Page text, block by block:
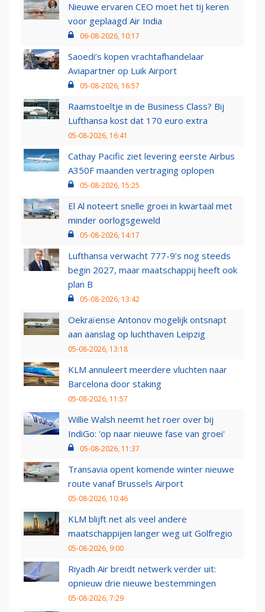
Nieuwe ervaren CEO moet het tij keren
voor geplaagd Air India
06-08-2026, 10:17
Saoedi’s kopen vrachtafhandelaar
Aviapartner op Luik Airport
05-08-2026, 16:57
Raamstoeltje in de Business Class? Bij
Lufthansa kost dat 170 euro extra
05-08-2026, 16:41
Cathay Pacific ziet levering eerste Airbus
A350F maanden vertraging oplopen
05-08-2026, 15:25
El Al noteert snelle groei in kwartaal met
minder oorlogsgeweld
05-08-2026, 14:17
Lufthansa verwacht 777-9’s nog steeds
begin 2027, maar maatschappij heeft ook
plan B
05-08-2026, 13:42
Oekraïense Antonov mogelijk ontsnapt
aan aanslag op luchthaven Leipzig
05-08-2026, 13:18
KLM annuleert meerdere vluchten naar
Barcelona door staking
05-08-2026, 11:57
Willie Walsh neemt het roer over bij
IndiGo: 'op naar nieuwe fase van groei'
05-08-2026, 11:37
Transavia opent komende winter nieuwe
route vanaf Brussels Airport
05-08-2026, 10:46
KLM blijft net als veel andere
maatschappijen langer weg uit Golfregio
05-08-2026, 9:00
Riyadh Air breidt netwerk verder uit:
opnieuw drie nieuwe bestemmingen
05-08-2026, 7:29